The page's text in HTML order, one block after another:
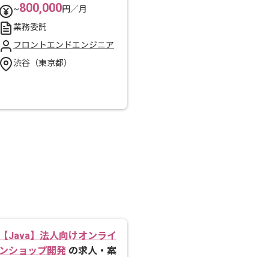
~800,000円／月
業務委託
フロントエンドエンジニア
渋谷（東京都）
Java】法人向けオンライ
ショップ開発 の求人・案